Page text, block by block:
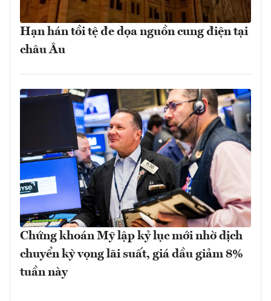
Hạn hán tồi tệ đe dọa nguồn cung điện tại
châu Âu
Chứng khoán Mỹ lập kỷ lục mới nhờ dịch
chuyển kỳ vọng lãi suất, giá dầu giảm 8%
tuần này